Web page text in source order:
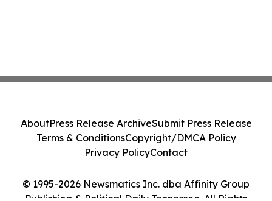
© 1995-2026 Newsmatics Inc. dba Affinity Group
Publishing & Political Daily Tennessee. All Rights
AboutPress Release ArchiveSubmit Press Release
Terms & ConditionsCopyright/DMCA Policy
Privacy PolicyContact